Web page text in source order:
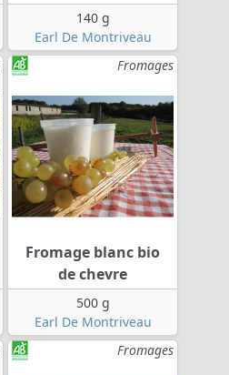
140 g
Earl De Montriveau
Fromages
Fromage blanc bio
de chevre
500 g
Earl De Montriveau
Fromages